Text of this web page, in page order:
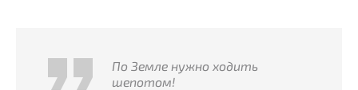
По Земле нужно ходить
шепотом!